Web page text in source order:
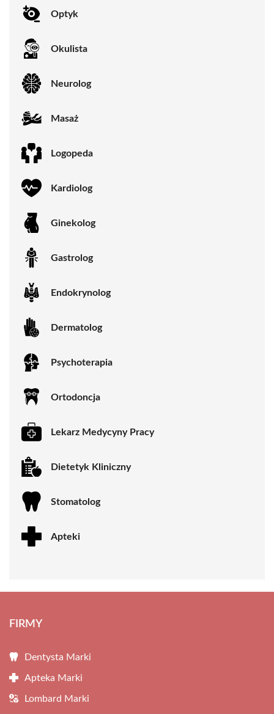
Optyk
Okulista
Neurolog
Masaż
Logopeda
Kardiolog
Ginekolog
Gastrolog
Endokrynolog
Dermatolog
Psychoterapia
Ortodoncja
Lekarz Medycyny Pracy
Dietetyk Kliniczny
Stomatolog
Apteki
FIRMY
Dentysta Marki
Apteka Marki
Lombard Marki